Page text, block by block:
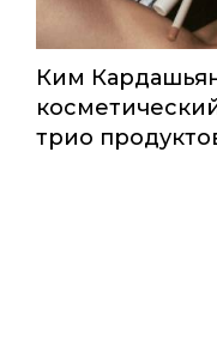
Ким
трио